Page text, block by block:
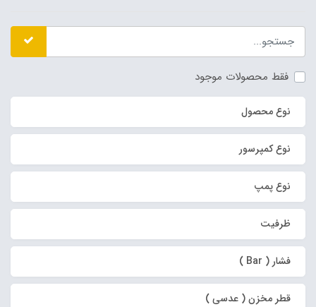
فقط محصولات موجود
نوع محصول
نوع کمپرسور
نوع پمپ
ظرفیت
فشار ( Bar )
قطر مخزن ( عدسی )